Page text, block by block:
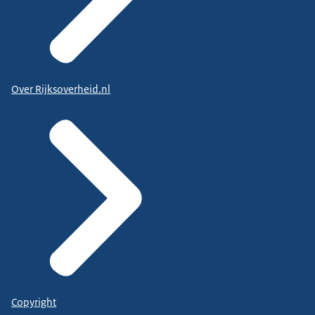
Over Rijksoverheid.nl
Copyright